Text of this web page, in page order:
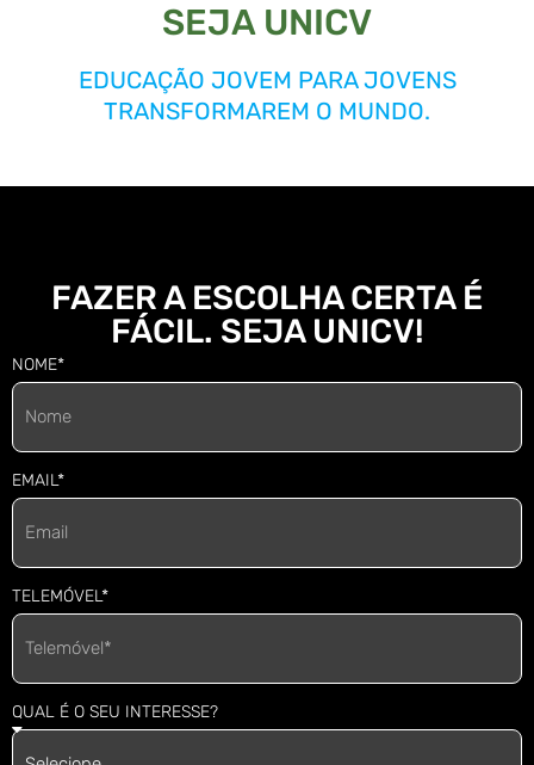
SEJA UNICV
EDUCAÇÃO JOVEM PARA JOVENS
TRANSFORMAREM O MUNDO.
FAZER A ESCOLHA CERTA É
FÁCIL. SEJA UNICV!
NOME*
EMAIL*
TELEMÓVEL*
QUAL É O SEU INTERESSE?